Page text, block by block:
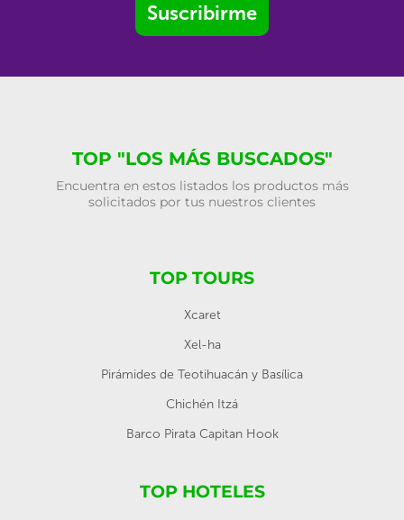
Suscribirme
TOP "LOS MÁS BUSCADOS"
Encuentra en estos listados los productos más
solicitados por tus nuestros clientes
TOP TOURS
Xcaret
Xel-ha
Pirámides de Teotihuacán y Basílica
Chichén Itzá
Barco Pirata Capitan Hook
TOP HOTELES